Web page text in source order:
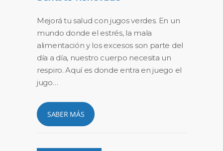
Mejorá tu salud con jugos verdes. En un
mundo donde el estrés, la mala
alimentación y los excesos son parte del
día a día, nuestro cuerpo necesita un
respiro. Aquí es donde entra en juego el
jugo…
SABER MÁS